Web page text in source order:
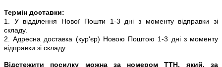
Термін доставки:
1. У відділення Нової Пошти 1-3 дні з моменту відправки зі
складу.
2. Адресна доставка (кур'єр) Новою Поштою 1-3 дні з моменту
відправки зі складу.
Відстежити посилку можна за номером ТТН, який, за